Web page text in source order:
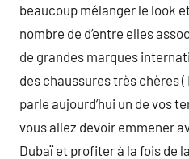
beaucoup mélanger le look
nombre de d’entre elles
de grandes marques
des chaussures très chères
parle aujourd’hui un de vos
vous allez devoir emmener
Dubaï et profiter à la fois de